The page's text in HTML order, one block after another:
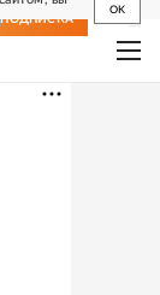
OK
ПОДПИСКА